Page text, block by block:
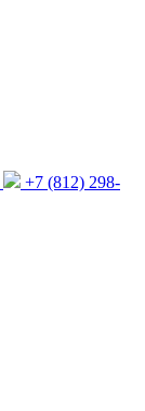
+7 (812) 298-